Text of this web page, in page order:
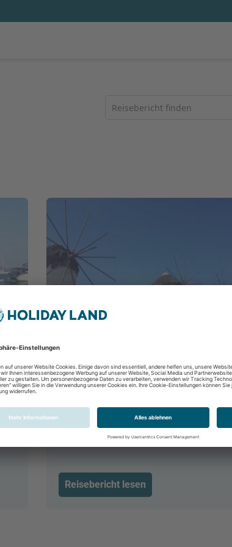
Tradition
Mykonos, Griechenland
Reisebericht lesen